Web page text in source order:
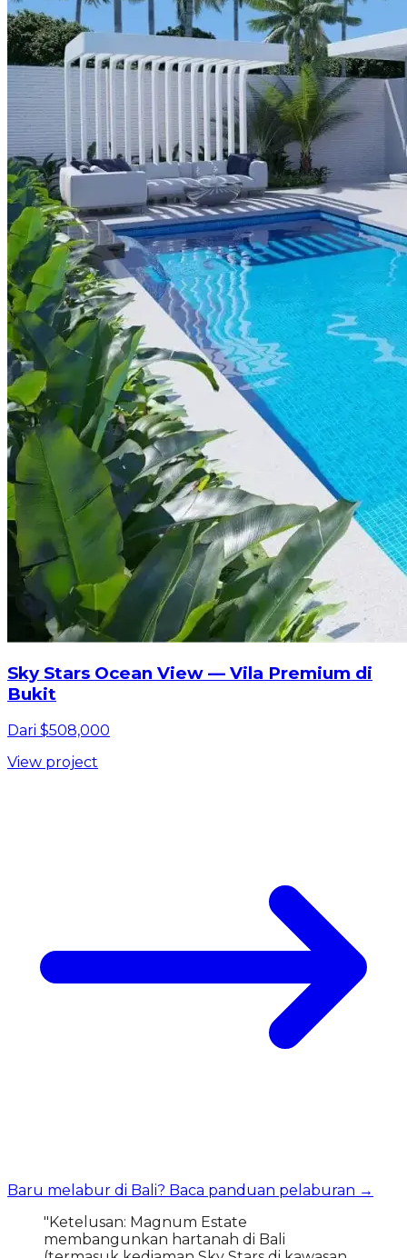
Sky Stars Ocean View — Vila Premium di
Bukit
Dari $508,000
View project
Baru melabur di Bali? Baca panduan pelaburan →
"Ketelusan: Magnum Estate
membangunkan hartanah di Bali